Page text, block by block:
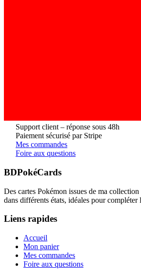
Support client – réponse sous 48h
Paiement sécurisé par Stripe
Mes commandes
Foire aux questions
BDPokéCards
Des cartes Pokémon issues de ma
dans différents états, idéales pour compléter
Liens rapides
Accueil
Mon panier
Mes commandes
Foire aux questions